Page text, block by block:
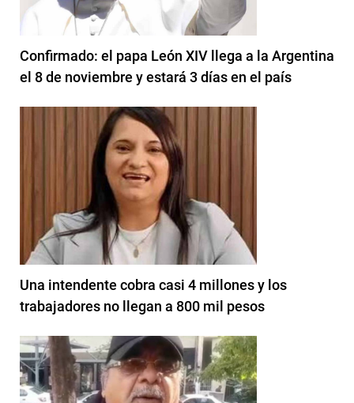
Confirmado: el papa León XIV llega a la Argentina
el 8 de noviembre y estará 3 días en el país
Una intendente cobra casi 4 millones y los
trabajadores no llegan a 800 mil pesos